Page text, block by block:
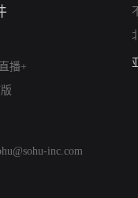
直播+
inc.com